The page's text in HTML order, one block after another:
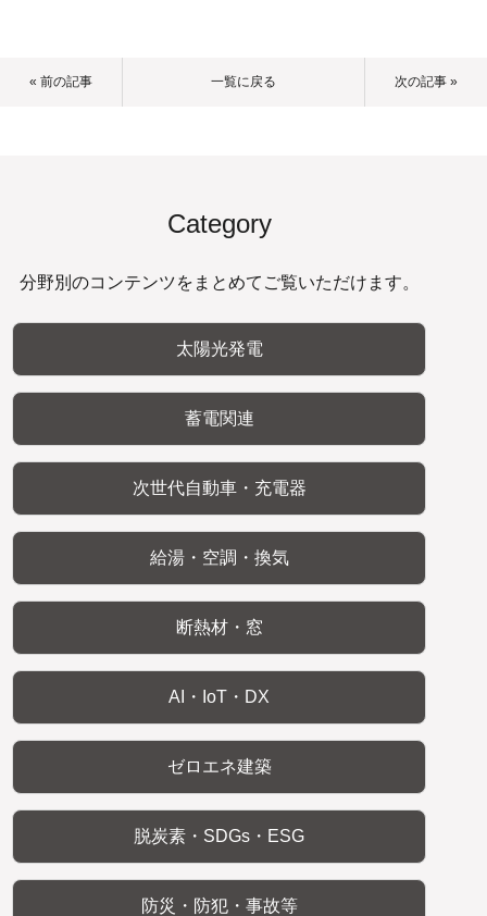
« 前の記事 一覧に戻る 次の記事 »
Category
分野別のコンテンツをまとめてご覧いただけます。
太陽光発電
蓄電関連
次世代自動車・充電器
給湯・空調・換気
断熱材・窓
AI・IoT・DX
ゼロエネ建築
脱炭素・SDGs・ESG
防災・防犯・事故等